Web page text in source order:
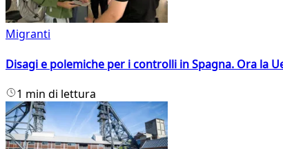
Migranti
Disagi e polemiche per i controlli in Spagna. Ora la
1 min di lettura